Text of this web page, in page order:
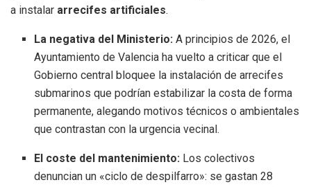
a instalar arrecifes artificiales.
La negativa del Ministerio: A principios de 2026, el
Ayuntamiento de Valencia ha vuelto a criticar que el
Gobierno central bloquee la instalación de arrecifes
submarinos que podrían estabilizar la costa de forma
permanente, alegando motivos técnicos o ambientales
que contrastan con la urgencia vecinal.
El coste del mantenimiento: Los colectivos
denuncian un «ciclo de despilfarro»: se gastan 28